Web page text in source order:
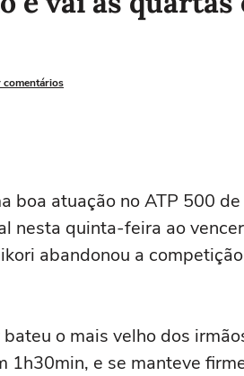
comentários
boa atuação no ATP 500
nesta quinta-feira ao
abandonou a
o mais velho dos
e se manteve